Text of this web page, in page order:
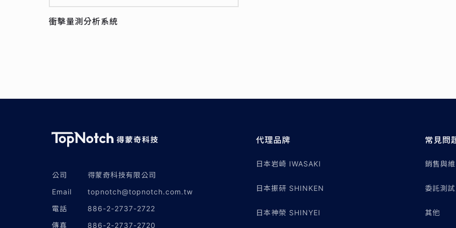
衝擊量測分析系統
公司
得蒙奇科技有限公司
Email
topnotch@topnotch.com.tw
電話
886-2-2737-2722
傳真
886-2-2737-2720
代理品牌
日本岩崎 IWASAKI
日本振研 SHINKEN
日本神榮 SHINYEI
常見問
銷售與
委託測
其他